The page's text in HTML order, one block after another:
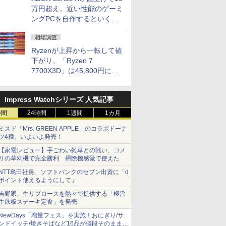
万円超え。近い性能のゲーミ
ングPCを自作するといくら
になる？
相場調査
Ryzenが上昇から一転して値
下がり、「Ryzen 7
7700X3D」は45,800円に急
との価格逆転解消 [8月前半の
CPU価格]
Impress Watchシリーズ 人気記事
24時間 1週間 1カ月
スド「Mrs. GREEN APPLE」のコラボドーナ
4種、いよいよ発売！
家電レビュー】手ごわい雑草との戦い、コメ
の草刈機で完全勝利 掃除機感覚で使えた
島田社長、ソフトバンクのセブン出資に「d
イント使えるようにして」
野家、牛リブロースを熱々で提供する「極旨
鉄板ステーキ定食」を発売
「増量フェス」を実施！おにぎり/サ
ドイッチ/焼きそばなど16品が値段そのままで